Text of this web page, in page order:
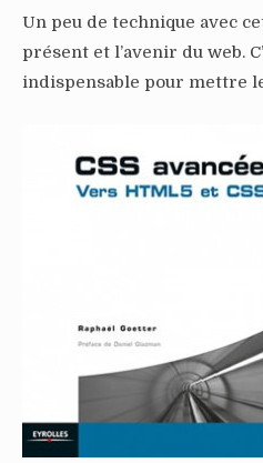
Un peu de technique avec
présent et l’avenir du web.
indispensable pour mettre